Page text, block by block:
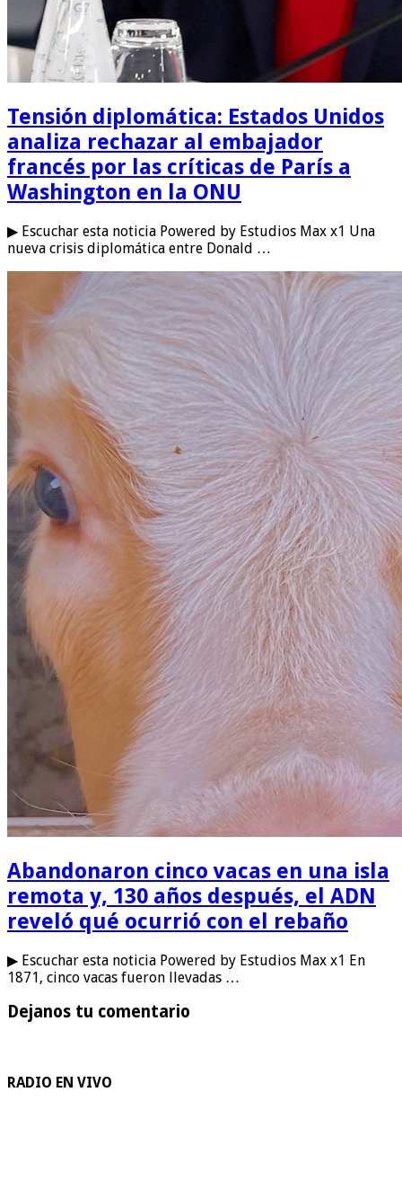
Tensión diplomática: Estados Unidos
analiza rechazar al embajador
francés por las críticas de París a
Washington en la ONU
▶ Escuchar esta noticia Powered by Estudios Max x1 Una
nueva crisis diplomática entre Donald …
Abandonaron cinco vacas en una isla
remota y, 130 años después, el ADN
reveló qué ocurrió con el rebaño
▶ Escuchar esta noticia Powered by Estudios Max x1 En
1871, cinco vacas fueron llevadas …
Dejanos tu comentario
RADIO EN VIVO